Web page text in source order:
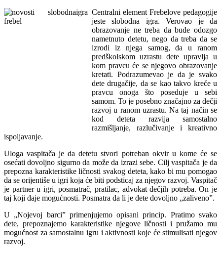
Centralni element Frebelove pedagogije
jeste slobodna igra. Verovao je da
obrazovanje ne treba da bude odozgo
nametnuto detetu, nego da treba da se
izrodi iz njega samog, da u ranom
predškolskom uzrastu dete upravlja u
kom pravcu će se njegovo obrazovanje
kretati. Podrazumevao je da je svako
dete drugačije, da se kao takvo kreće u
pravcu onoga što poseduje u sebi
samom. To je posebno značajno za dečji
razvoj u ranom uzrastu. Na taj način se
kod deteta razvija samostalno
razmišljanje, razlučivanje i kreativno
ispoljavanje.
Uloga vaspitača je da detetu stvori potreban okvir u kome će se
osećati dovoljno sigurno da može da izrazi sebe. Cilj vaspitača je da
prepozna karakteristike ličnosti svakog deteta, kako bi mu pomogao
da se orijentiše u igri koja će biti podsticaj za njegov razvoj. Vaspitač
je partner u igri, posmatrač, pratilac, advokat dečjih potreba. On je
taj koji daje mogućnosti. Posmatra da li je dete dovoljno „zaliveno”.
U „Nojevoj barci” primenjujemo opisani princip. Pratimo svako
dete, prepoznajemo karakteristike njegove ličnosti i pružamo mu
mogućnost za samostalnu igru i aktivnosti koje će stimulisati njegov
razvoj.